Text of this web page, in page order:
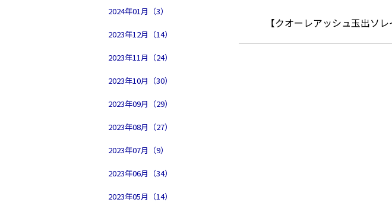
2024年01月（3）
2023年12月（14）
2023年11月（24）
2023年10月（30）
2023年09月（29）
2023年08月（27）
2023年07月（9）
2023年06月（34）
2023年05月（14）
【クオーレアッシュ玉出ソ